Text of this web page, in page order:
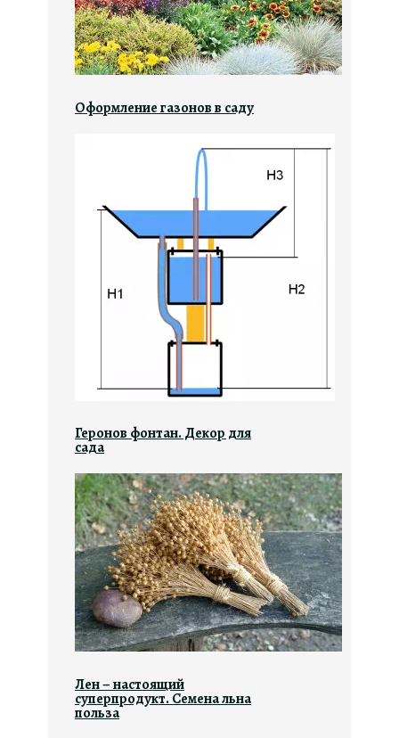
Оформление газонов в саду
Геронов фонтан. Декор для
сада
Лен – настоящий
суперпродукт. Семена льна
польза